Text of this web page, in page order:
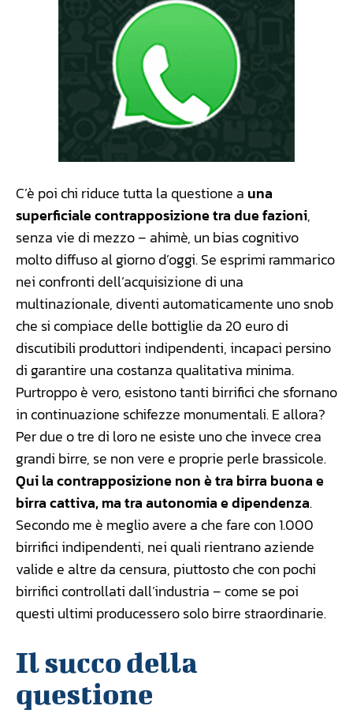
C’è poi chi riduce tutta la questione a una
superficiale contrapposizione tra due fazioni,
senza vie di mezzo – ahimè, un bias cognitivo
molto diffuso al giorno d’oggi. Se esprimi rammarico
nei confronti dell’acquisizione di una
multinazionale, diventi automaticamente uno snob
che si compiace delle bottiglie da 20 euro di
discutibili produttori indipendenti, incapaci persino
di garantire una costanza qualitativa minima.
Purtroppo è vero, esistono tanti birrifici che sfornano
in continuazione schifezze monumentali. E allora?
Per due o tre di loro ne esiste uno che invece crea
grandi birre, se non vere e proprie perle brassicole.
Qui la contrapposizione non è tra birra buona e
birra cattiva, ma tra autonomia e dipendenza.
Secondo me è meglio avere a che fare con 1.000
birrifici indipendenti, nei quali rientrano aziende
valide e altre da censura, piuttosto che con pochi
birrifici controllati dall’industria – come se poi
questi ultimi producessero solo birre straordinarie.
Il succo della
questione